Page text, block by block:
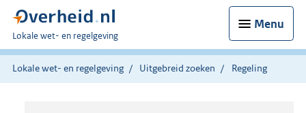
Menu
U
bent
hier:
Lokale wet- en regelgeving
Lokale wet- en regelgeving Uitgebreid zoeken Regeling